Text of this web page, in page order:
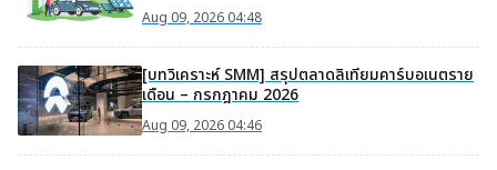
Aug 09, 2026 04:48
[บทวิเคราะห์ SMM] สรุปตลาดลิเทียมคาร์บอเนตราย
เดือน – กรกฎาคม 2026
Aug 09, 2026 04:46